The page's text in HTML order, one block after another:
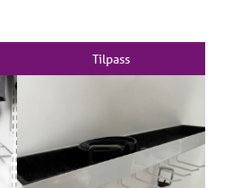
Tilpass